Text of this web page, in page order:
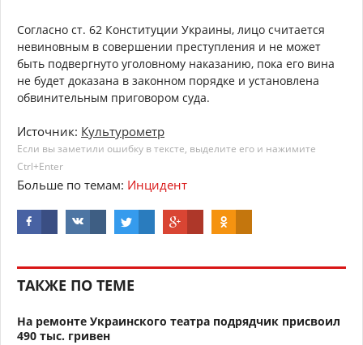
Согласно ст. 62 Конституции Украины, лицо считается
невиновным в совершении преступления и не может
быть подвергнуто уголовному наказанию, пока его вина
не будет доказана в законном порядке и установлена ​​
обвинительным приговором суда.
Источник: Культурометр
Если вы заметили ошибку в тексте, выделите его и нажимите
Ctrl+Enter
Больше по темам: Инцидент
ТАКЖЕ ПО ТЕМЕ
На ремонте Украинского театра подрядчик присвоил
490 тыс. гривен